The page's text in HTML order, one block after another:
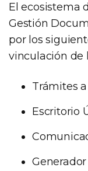
El ecosistema
Gestión
por los
vinculación de
Trámites
Escritorio